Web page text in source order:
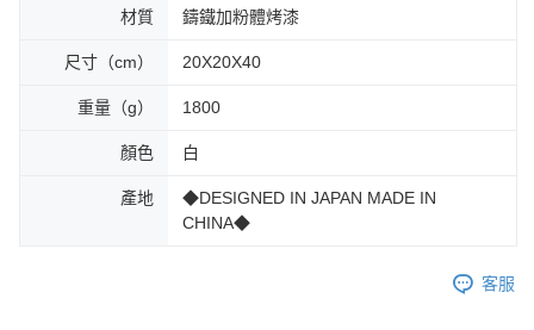
材質 鑄鐵加粉體烤漆
尺寸（cm） 20X20X40
重量（g） 1800
顏色 白
產地
◆DESIGNED IN JAPAN MADE IN
CHINA◆
客服